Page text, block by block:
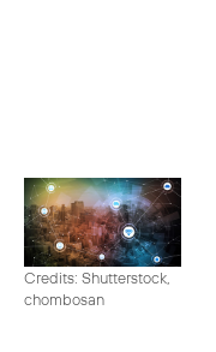
Credits: Shutterstock,
chombosan